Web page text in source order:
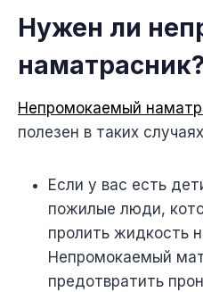
Нужен ли
Непромокаемый
полезен в таких
Если у вас есть
пожилые люди,
пролить жидкость
Непромокаемый
предотвратить